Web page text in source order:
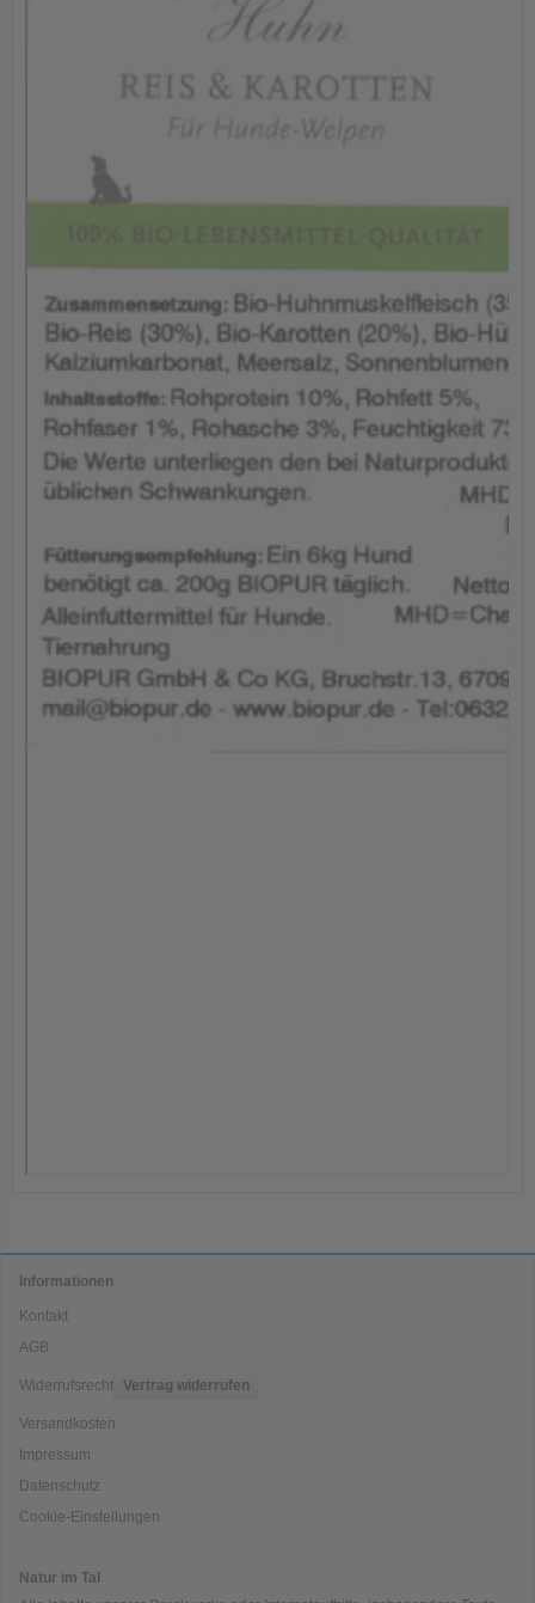
Informationen
Kontakt
AGB
Widerrufsrecht Vertrag widerrufen
Versandkosten
Impressum
Datenschutz
Cookie-Einstellungen
Natur im Tal